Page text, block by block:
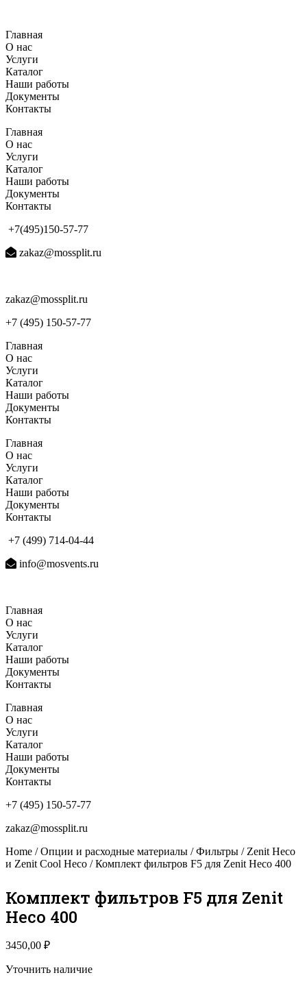
содержимому
Главная
О нас
Услуги
Каталог
Наши работы
Документы
Контакты
Главная
О нас
Услуги
Каталог
Наши работы
Документы
Контакты
+7(495)150-57-77
zakaz@mossplit.ru
zakaz@mossplit.ru
+7 (495) 150-57-77
Главная
О нас
Услуги
Каталог
Наши работы
Документы
Контакты
Главная
О нас
Услуги
Каталог
Наши работы
Документы
Контакты
+7 (499) 714-04-44
info@mosvents.ru
Главная
О нас
Услуги
Каталог
Наши работы
Документы
Контакты
Главная
О нас
Услуги
Каталог
Наши работы
Документы
Контакты
+7 (495) 150-57-77
zakaz@mossplit.ru
Home /Опции и расходные материалы /Фильтры / Zenit Heco
и Zenit Cool Heco / Комплект фильтров F5 для Zenit Heco 400
Комплект фильтров F5 для Zenit
Heco 400
3450,00 ₽
Уточнить наличие